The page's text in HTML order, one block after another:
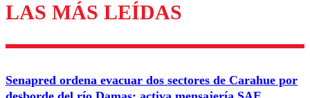
Los comentarios son moderados para garantizar un
diálogo respetuoso.
Correo
LAS MÁS LEÍDAS
Senapred ordena evacuar dos sectores de Carahue por